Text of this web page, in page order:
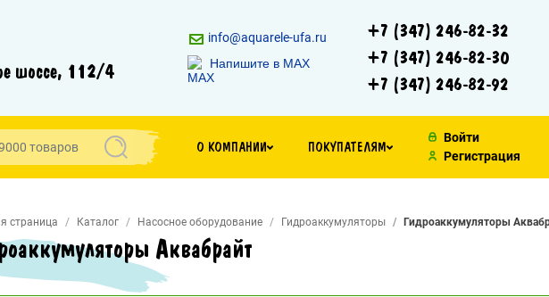
шоссе, 112/4
info@aquarele-ufa.ru
Напишите в MAX
+7 (347) 246-82-32
+7 (347) 246-82-30
+7 (347) 246-82-92
О КОМПАНИИ ПОКУПАТЕЛЯМ
Войти
Регистрация
страница Каталог Насосное оборудование Гидроаккумуляторы Гидроаккумуляторы
Аквабрайт